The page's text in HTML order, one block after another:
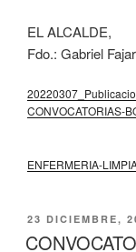
EL ALCALDE,
Fdo.: Gabriel
CONVOCATORIAS-
ENFERMERIA-
PUBLICADO
EL
23 DICIEMBRE,